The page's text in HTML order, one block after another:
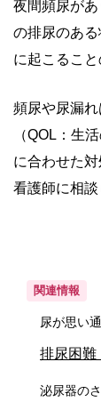
夜間頻尿が
の排尿のあ
に起こること
頻尿や尿漏
（QOL：生
に合わせた
看護師に相談
関連情報
尿が思い
排尿困難
泌尿器の